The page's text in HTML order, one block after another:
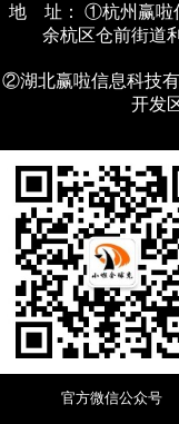
地 址： ①杭州赢啦
余杭区仓前街道
②湖北赢啦信息科技
开发
官方微信公众号